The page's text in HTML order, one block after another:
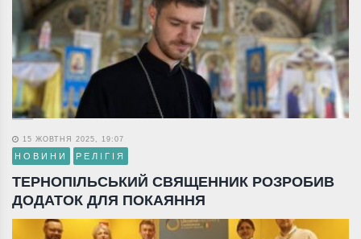
15 ЖОВТНЯ 2025, 19:07
НОВИНИ РЕЛІГІЯ
ТЕРНОПІЛЬСЬКИЙ СВЯЩЕННИК РОЗРОБИВ
ДОДАТОК ДЛЯ ПОКАЯННЯ